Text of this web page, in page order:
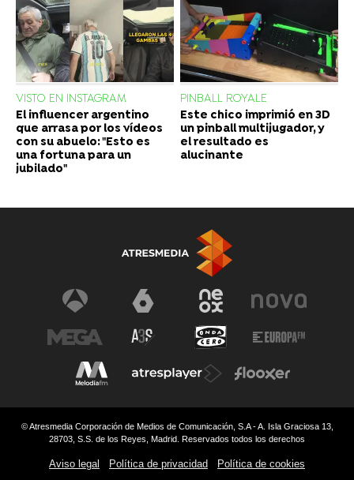
VISTO EN INSTAGRAM
El influencer argentino
que arrasa por los vídeos
con su abuelo: "Esto es
una fortuna para un
jubilado"
PINBALL ROYALE
Este chico imprimió en 3D
un pinball multijugador, y
el resultado es
alucinante
© Atresmedia Corporación de Medios de Comunicación, S.A - A. Isla Graciosa 13,
28703, S.S. de los Reyes, Madrid. Reservados todos los derechos
Aviso legal Política de privacidad Política de cookies